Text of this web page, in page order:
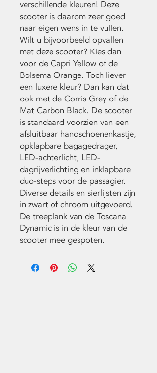
verschillende kleuren! Deze
scooter is daarom zeer goed
naar eigen wens in te vullen.
Wilt u bijvoorbeeld opvallen
met deze scooter? Kies dan
voor de Capri Yellow of de
Bolsema Orange. Toch liever
een luxere kleur? Dan kan dat
ook met de Corris Grey of de
Mat Carbon Black. De scooter
is standaard voorzien van een
afsluitbaar handschoenenkastje,
opklapbare bagagedrager,
LED-achterlicht, LED-
dagrijverlichting en inklapbare
duo-steps voor de passagier.
Diverse details en sierlijsten zijn
in zwart of chroom uitgevoerd.
De treeplank van de Toscana
Dynamic is in de kleur van de
scooter mee gespoten.